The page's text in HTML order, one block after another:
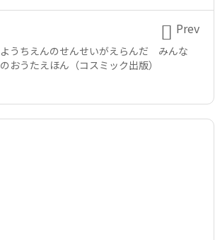
ようちえんのせんせいがえらんだ みんな
のおうたえほん（コスミック出版）
 Prev